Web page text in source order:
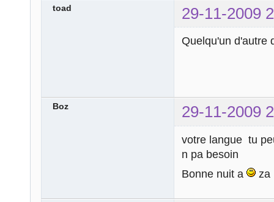
toad 29-11-2009
Quelqu'un d'autre
Boz 29-11-2009
votre langue tu
n pa besoin
Bonne nuit a
za